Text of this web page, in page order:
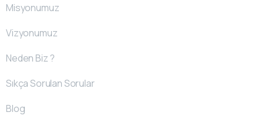
Misyonumuz
Vizyonumuz
Neden Biz ?
Sıkça Sorulan Sorular
Blog